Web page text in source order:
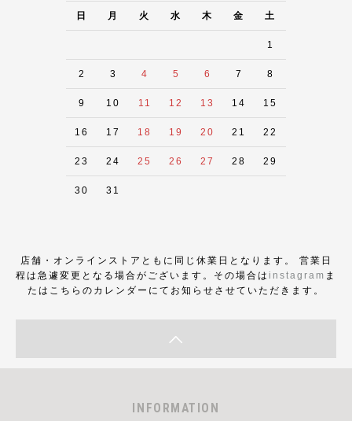
日 月 火 水 木 金 土
1
2 3 4 5 6 7 8
9 10 11 12 13 14 15
16 17 18 19 20 21 22
23 24 25 26 27 28 29
30 31
店舗・オンラインストアともに同じ休業日となります。 営業日
程は急遽変更となる場合がございます。その場合は instagram ま
たはこちらのカレンダーにてお知らせさせていただきます。
INFORMATION